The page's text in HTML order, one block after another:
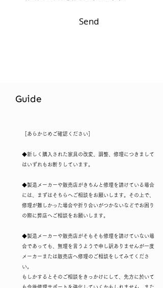
Send
Guide
​［あらかじめご確認ください］​
◆新しく購入された家具の改変、調整、修理につきまして
はいずれもお断りしています。
◆製造メーカーや販売店がきちんと修理を請けている場合
には、まずはそちらへご相談をお願いします。その上で、
修理が難しかった場合や折り合いがつかないなどでお困り
の際に弊店へご相談をお願いします。
◆製造メーカーや販売店がそもそも修理を請けていない場
合であっても、無理を言うようで申し訳ありませんが一度
メーカーまたは販売店へ修理のご相談をしてみてくださ
い。
もしかするとそのご相談をきっかけにして、先方に於いて
も今後修理サポートを強化していくかもしれません。また